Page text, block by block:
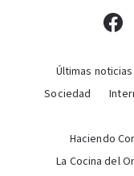
Últimas noticias
Sociedad
Haciendo
La Cocina del